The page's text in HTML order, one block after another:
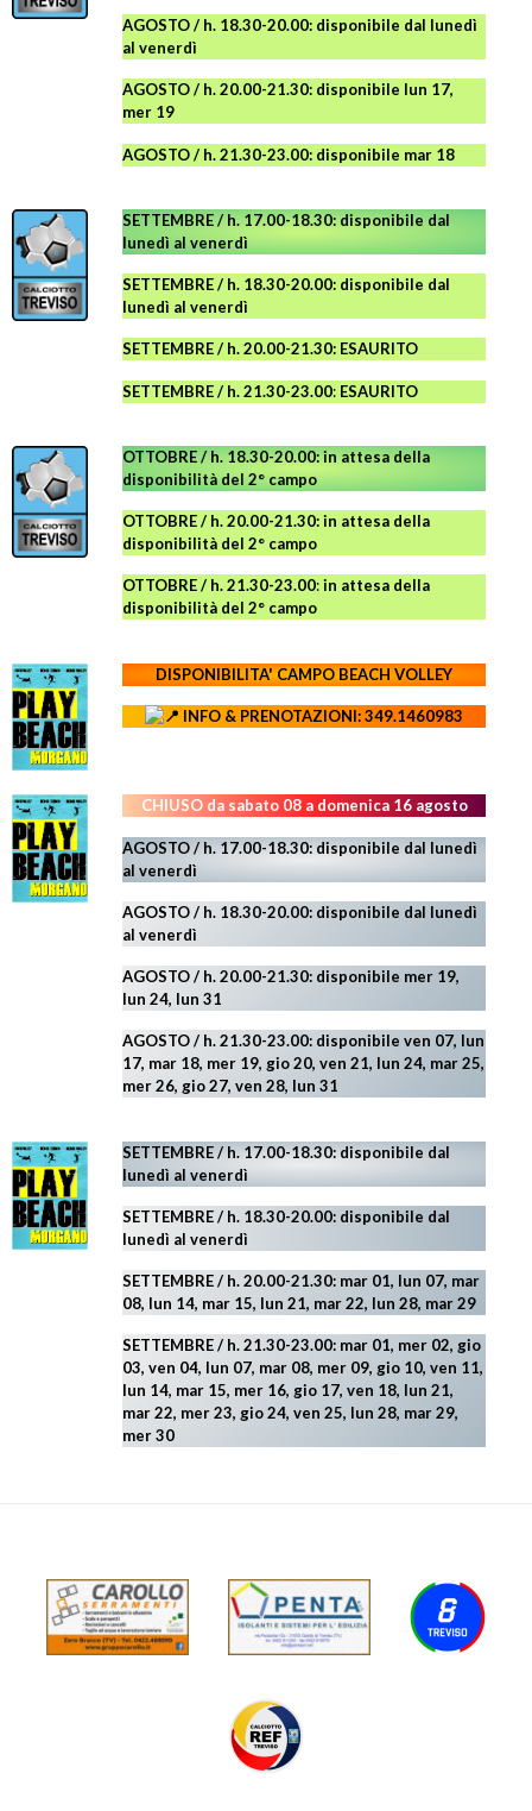
AGOSTO/ h. 18.30-20.00: disponibile dal lunedì
al venerdì
AGOSTO / h. 20.00-21.30: disponibile lun 17,
mer 19
AGOSTO/ h. 21.30-23.00: disponibile mar 18
SETTEMBRE / h. 17.00-18.30: disponibile dal
lunedì al venerdì
SETTEMBRE / h. 18.30-20.00: disponibile dal
lunedì al venerdì
SETTEMBRE / h. 20.00-21.30: ESAURITO
SETTEMBRE / h. 21.30-23.00: ESAURITO
OTTOBRE / h. 18.30-20.00:in attesa della
disponibilità del 2° campo
OTTOBRE / h. 20.00-21.30:in attesa della
disponibilità del 2° campo
OTTOBRE / h. 21.30-23.00:in attesa della
disponibilità del 2° campo
DISPONIBILITA' CAMPOBEACH VOLLEY
INFO & PRENOTAZIONI: 349.1460983
CHIUSO da sabato 08 a domenica 16 agosto
AGOSTO / h. 17.00-18.30: disponibile dal lunedì
al venerdì
AGOSTO/ h. 18.30-20.00: disponibile dal lunedì
al venerdì
AGOSTO / h. 20.00-21.30: disponibile mer 19,
lun 24, lun 31
AGOSTO/ h. 21.30-23.00: disponibile ven 07, lun
17, mar 18, mer 19, gio 20, ven 21, lun 24, mar 25,
mer 26, gio 27, ven 28, lun 31
SETTEMBRE / h. 17.00-18.30: disponibile dal
lunedì al venerdì
SETTEMBRE / h. 18.30-20.00: disponibile dal
lunedì al venerdì
SETTEMBRE / h. 20.00-21.30: mar 01, lun 07, mar
08, lun 14, mar 15, lun 21, mar 22, lun 28, mar 29
SETTEMBRE / h. 21.30-23.00: mar 01, mer 02, gio
03, ven 04, lun 07, mar 08, mer 09, gio 10, ven 11,
lun 14, mar 15, mer 16, gio 17, ven 18, lun 21,
mar 22, mer 23, gio 24, ven 25, lun 28, mar 29,
mer 30